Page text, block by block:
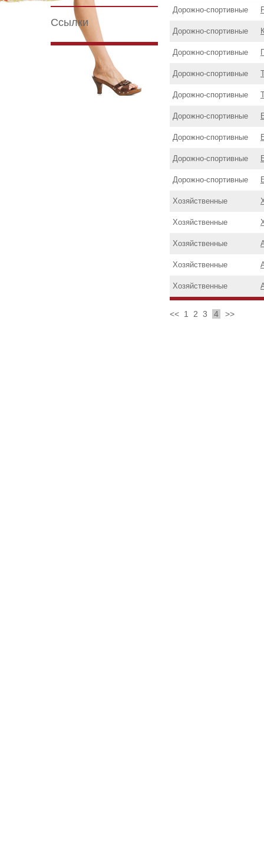
Ссылки
Дорожнo-спортивные
Дорожнo-спортивные
Дорожнo-спортивные
Дорожнo-спортивные
Дорожнo-спортивные
Дорожнo-спортивные
Дорожнo-спортивные
Дорожнo-спортивные
Дорожнo-спортивные
Хозяйственные
Хозяйственные
Хозяйственные
Хозяйственные
Хозяйственные
<< 1 2 3 4 >>